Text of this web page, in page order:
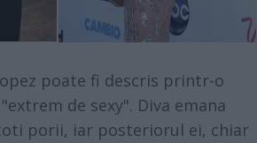
poate fi descris printr-o
de sexy". Diva emana
porii, iar posteriorul ei, chiar